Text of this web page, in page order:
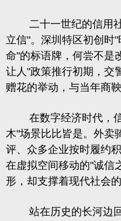
二十一世纪的信用社
立信"。深圳特区初创时
命"的标语牌，何尝不是
让人"政策推行初期，交
赠花的举动，与当年商
在数字经济时代，信
木"场景比比皆是。外卖
评、众多企业按时履约
在虚拟空间移动的"诚信
形，却支撑着现代社会的
站在历史的长河边回